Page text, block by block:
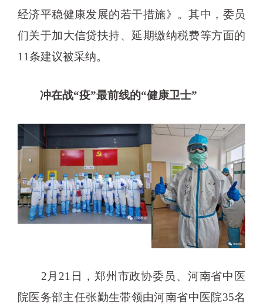
经济平稳健康发展的若干措施》。其中，委员
们关于加大信贷扶持、延期缴纳税费等方面的
11条建议被采纳。
冲在战“疫”最前线的“健康卫士”
2月21日，郑州市政协委员、河南省中医
院医务部主任张勤生带领由河南省中医院35名